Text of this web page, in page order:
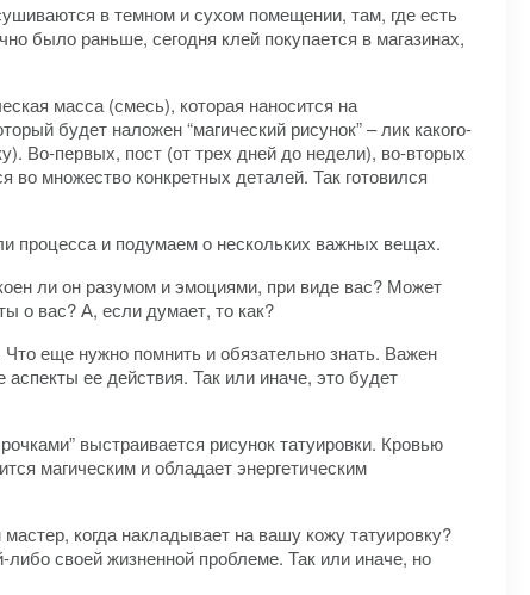
в темном и сухом помещении, там, где есть
было раньше, сегодня клей покупается в магазинах,
масса (смесь), которая наносится на
будет наложен “магический рисунок” – лик какого-
Во-первых, пост (от трех дней до недели), во-вторых
множество конкретных деталей. Так готовился
процесса и подумаем о нескольких важных вещах.
ли он разумом и эмоциями, при виде вас? Может
о вас? А, если думает, то как?
еще нужно помнить и обязательно знать. Важен
ее действия. Так или иначе, это будет
выстраивается рисунок татуировки. Кровью
магическим и обладает энергетическим
когда накладывает на вашу кожу татуировку?
либо своей жизненной проблеме. Так или иначе, но